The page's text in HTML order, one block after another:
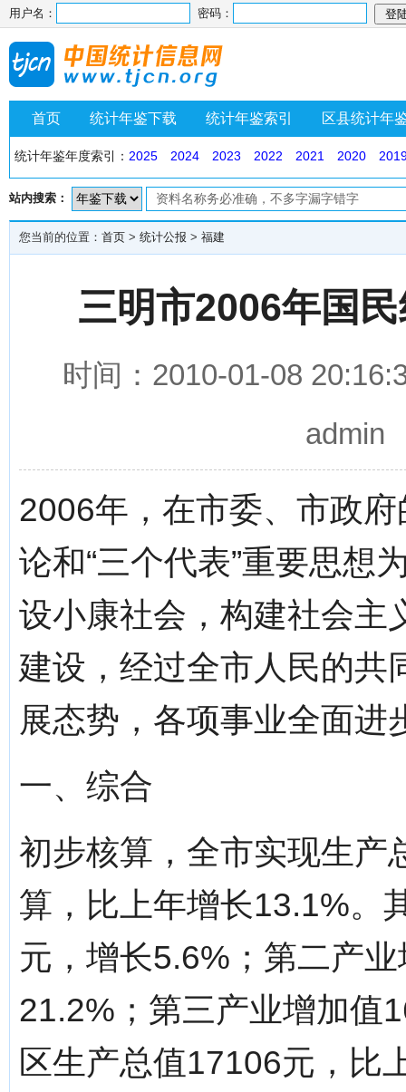
用户名： 密码：
首页 统计年鉴下载 统计年鉴索引 区县统计年
统计年鉴年度索引： 2025 2024 2023 2022 2021 2020
站内搜索：
您当前的位置： 首页 > 统计公报 > 福建
三明市2006年国
时间：2010-01-08
admin
2006年，在市委、市政
论和“三个代表”重要思想
设小康社会，构建社会主
建设，经过全市人民的共
展态势，各项事业全面进
一、综合
初步核算，全市实现生产
算，比上年增长13.1%。
元，增长5.6%；第二产
21.2%；第三产业增加值
区生产总值17106元，比